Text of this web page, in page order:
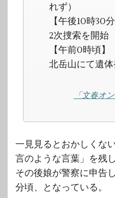
れず）
【午後10時30分
2次捜索を開始
【午前0時頃】
北岳山にて遺
「文春オ
一見見るとおかしくな
言のような言葉」を残
その後娘が警察に申告
分頃、となっている。